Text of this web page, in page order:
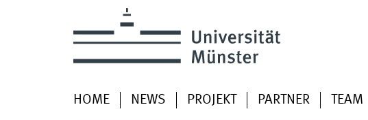
HOME NEWS PROJEKT PARTNER TEAM